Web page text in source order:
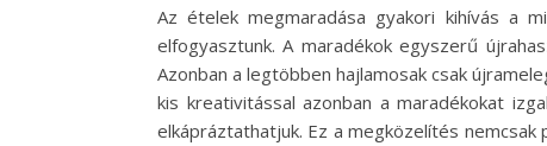
Az ételek megmaradása gyakori kihívás a
elfogyasztunk. A maradékok egyszerű
Azonban a legtöbben hajlamosak csak
kis kreativitással azonban a maradékokat
elkápráztathatjuk. Ez a megközelítés